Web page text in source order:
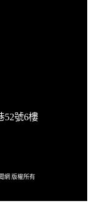
52號6樓
網 版權所有